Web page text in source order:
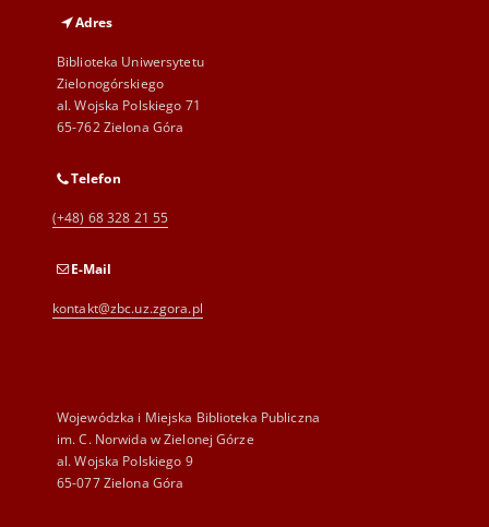
Adres
Biblioteka Uniwersytetu
Zielonogórskiego
al. Wojska Polskiego 71
65-762 Zielona Góra
Telefon
(+48) 68 328 21 55
E-Mail
kontakt@zbc.uz.zgora.pl
Wojewódzka i Miejska Biblioteka Publiczna
im. C. Norwida w Zielonej Górze
al. Wojska Polskiego 9
65-077 Zielona Góra